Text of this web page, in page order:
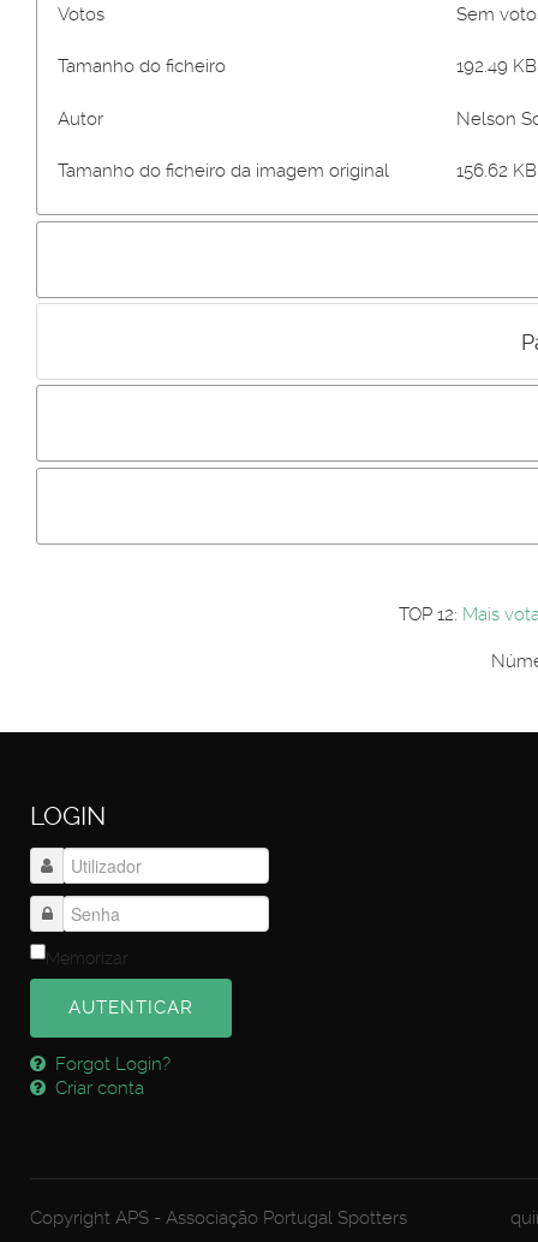
Votos Sem
Tamanho do ficheiro 192.49
Autor Nelson
Tamanho do ficheiro da imagem original 156.62
Incluir imagem :
Os
Primeiro autentique-se...
TOP 12: Mais
LOGIN
Memorizar
AUTENTICAR
Forgot Login?
Criar conta
Copyright APS - Associação Portugal Spotters